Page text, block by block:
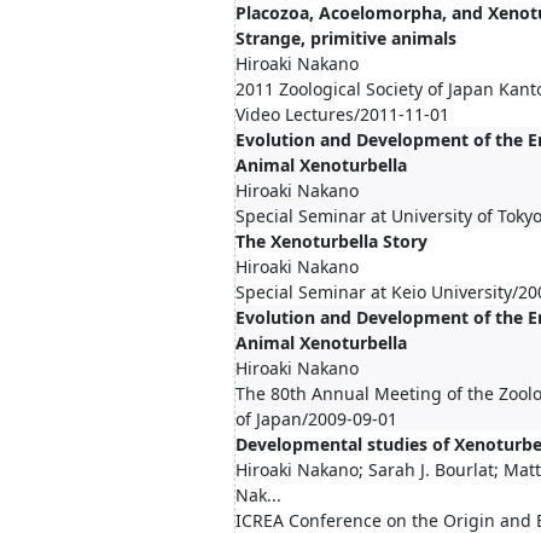
Placozoa, Acoelomorpha, and
Strange, primitive animals
Hiroaki Nakano
2011 Zoological Society of Japan
Video Lectures/2011-11-01
Evolution and Development of the
Animal Xenoturbella
Hiroaki Nakano
Special Seminar at University of
The Xenoturbella Story
Hiroaki Nakano
Special Seminar at Keio University/
Evolution and Development of the
Animal Xenoturbella
Hiroaki Nakano
The 80th Annual Meeting of the
of Japan/2009-09-01
Developmental studies of
Hiroaki Nakano; Sarah J. Bourlat;
Nak...
ICREA Conference on the Origin and